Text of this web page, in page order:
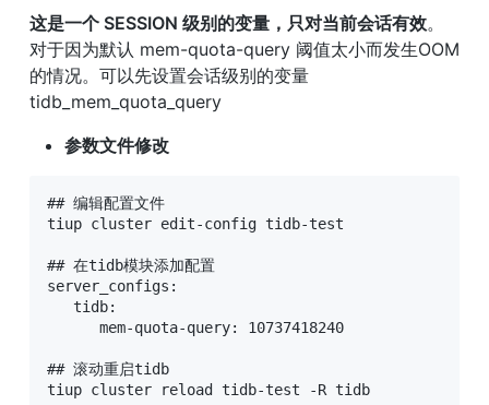
这是一个 SESSION 级别的变量，只对当前会话有效。
对于因为默认 mem-quota-query 阈值太小而发生OOM
的情况。可以先设置会话级别的变量
tidb_mem_quota_query
参数文件修改
## 编辑配置文件
tiup cluster edit-config tidb-test
## 在tidb模块添加配置
server_configs:
   tidb:
      mem-quota-query: 10737418240
## 滚动重启tidb
tiup cluster reload tidb-test -R tidb